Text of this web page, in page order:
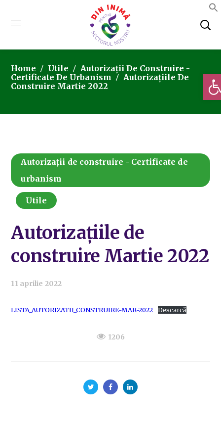
Home Utile
Autorizații De Construire -
Certificate De Urbanism
Autorizațiile De
Construire Martie 2022
Autorizații de construire - Certificate de
urbanism
Utile
Autorizațiile de
construire Martie 2022
11 aprilie 2022
LISTA_AUTORIZATII_CONSTRUIRE-MAR-2022 Descarcă
1206